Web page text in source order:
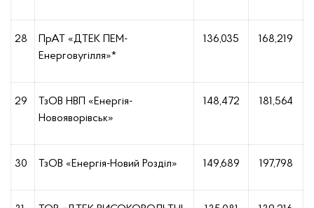
28
ПрАТ «ДТЕК ПЕМ-
Енерговугілля»*
136,035 168,219
29
ТзОВ НВП «Енергія-
Новояворівськ»
148,472 181,564
30 ТзОВ «Енергія-Новий Розділ» 149,689 197,798